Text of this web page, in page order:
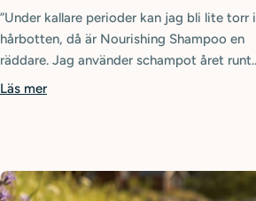
”Under kallare perioder kan jag bli lite torr i
hårbotten, då är Nourishing Shampoo en
räddare. Jag använder schampot året runt
då mitt hår gillar det oavsett torr hårbotten
resväskan.”
Läs mer